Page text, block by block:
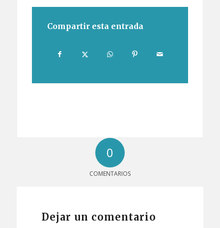
Compartir esta entrada
0
COMENTARIOS
Dejar un comentario